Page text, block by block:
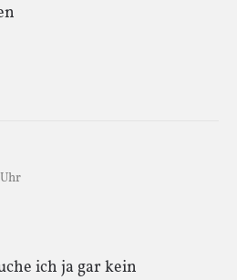
ich ja gar kein